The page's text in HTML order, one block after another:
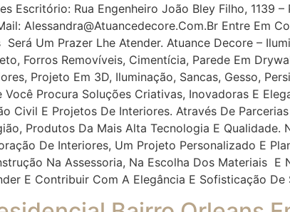
Escritório: Rua Engenheiro João Bley Filho, 1139
Alessandra@atuancedecore.com.br Entre Em
Um Prazer Lhe Atender. Atuance Decore –
Forros Removíveis, Cimentícia, Parede Em
Projeto Em 3D, Iluminação, Sancas, Gesso,
Procura Soluções Criativas, Inovadoras E
Civil E Projetos De Interiores. Através De
Produtos Da Mais Alta Tecnologia E
De Interiores, Um Projeto Personalizado E
Na Assessoria, Na Escolha Dos Materiais
E Contribuir Com A Elegância E Sofisticação De